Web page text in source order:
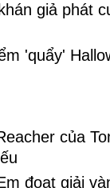
giả phát
'quẩy'
của
đoạt giải